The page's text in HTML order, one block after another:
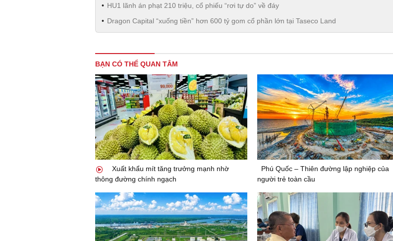
HU1 lãnh án phạt 210 triệu, cổ phiếu “rơi tự do” về đáy
Dragon Capital “xuống tiền” hơn 600 tỷ gom cổ phần lớn tại Taseco Land
BẠN CÓ THỂ QUAN TÂM
Xuất khẩu mít tăng trưởng mạnh nhờ
thông đường chính ngạch
Phú Quốc – Thiên đường lập nghiệp của
người trẻ toàn cầu